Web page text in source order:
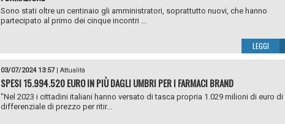
Sono stati oltre un centinaio gli amministratori, soprattutto nuovi, che hanno
partecipato al primo dei cinque incontri ...
LEGGI
03/07/2024 13:57| Attualità
SPESI 15.994.520 EURO IN PIÙ DAGLI UMBRI PER I FARMACI BRAND
"Nel 2023 i cittadini italiani hanno versato di tasca propria 1.029 milioni di euro di
differenziale di prezzo per ritir...